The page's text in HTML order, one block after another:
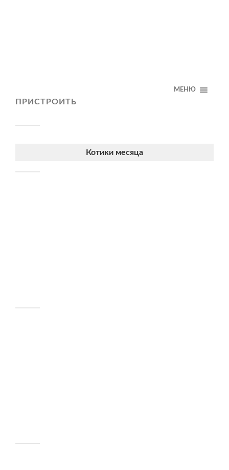
МЕНЮ
ПРИСТРОИТЬ
Котики месяца